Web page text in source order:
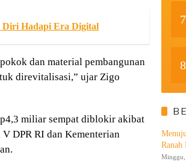
Diri Hadapi Era Digital
dan material pembangunan
direvitalisasi,” ujar Zigo
miliar sempat diblokir akibat
DPR RI dan Kementerian
7
8
Ranah
Minggu,